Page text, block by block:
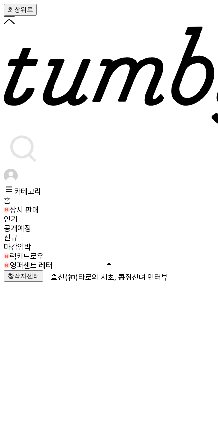
최상위로
카테고리
홈
상시 판매
인기
공개예정
신규
마감임박
럭키드로우
영퍼센트 레터
창작자센터 🔮신(神)타로의 시초, 콩쥐신녀 인터뷰